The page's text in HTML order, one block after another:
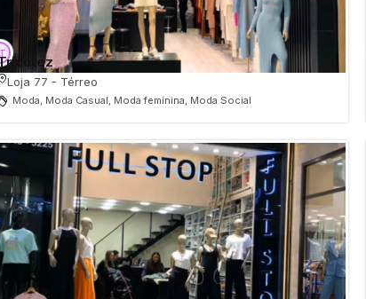
Loja 77 - Térreo
Moda, Moda Casual, Moda feminina, Moda Social